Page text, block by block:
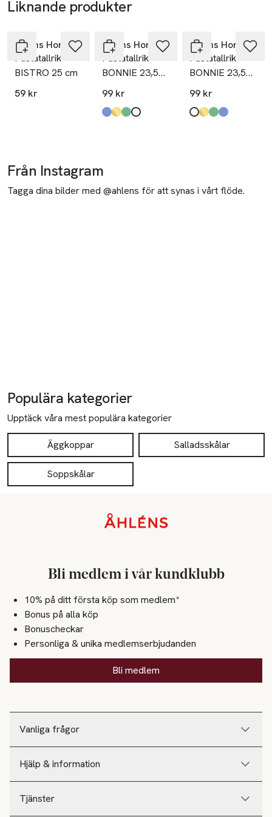
Liknande produkter
Åhléns Home
Pastatallrik
BISTRO 25 cm
59 kr
Åhléns Home
Pastatallrik
BONNIE 23,5
cm
99 kr
Produkten finns i färgerna:
Blue,
Gold,
Green,
White,
Åhléns Home
Pastatallrik
BONNIE 23,5
cm
99 kr
Produkten finns i
White,
Gold,
Green,
Blue,
Från Instagram
Tagga dina bilder med @ahlens för att synas i vårt flöde.
Populära kategorier
Upptäck våra mest populära kategorier
Äggkoppar Salladsskålar
Soppskålar
Vanliga frågor
Hjälp & information
Tjänster
Bli medlem i vår kundklubb
10% på ditt första köp som medlem*
Bonus på alla köp
Bonuscheckar
Personliga & unika medlemserbjudanden
Bli medlem